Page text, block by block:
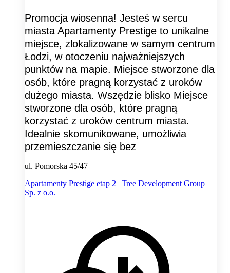
Promocja wiosenna! Jesteś w sercu
miasta Apartamenty Prestige to unikalne
miejsce, zlokalizowane w samym centrum
Łodzi, w otoczeniu najważniejszych
punktów na mapie. Miejsce stworzone dla
osób, które pragną korzystać z uroków
dużego miasta. Wszędzie blisko Miejsce
stworzone dla osób, które pragną
korzystać z uroków centrum miasta.
Idealnie skomunikowane, umożliwia
przemieszczanie się bez
ul. Pomorska 45/47
Apartamenty Prestige etap 2 | Tree Development Group
Sp. z o.o.